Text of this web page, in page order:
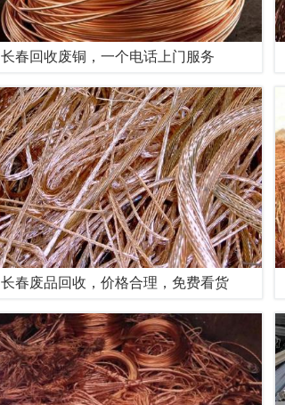
长春回收废铜，一个电话上门服务
长春废品回收，价格合理，免费看货